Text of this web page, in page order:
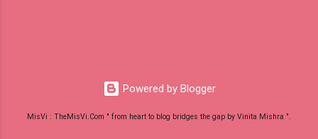
Powered by Blogger
MisVi : TheMisVi.Com " from heart to blog bridges the gap by Vinita Mishra ".